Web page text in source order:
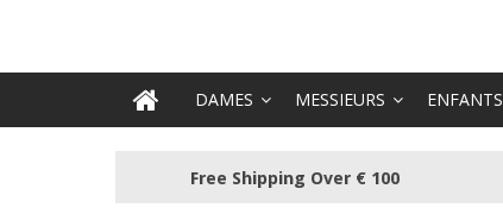
DAMES MESSIEURS ENFANTS
Free Shipping Over € 100